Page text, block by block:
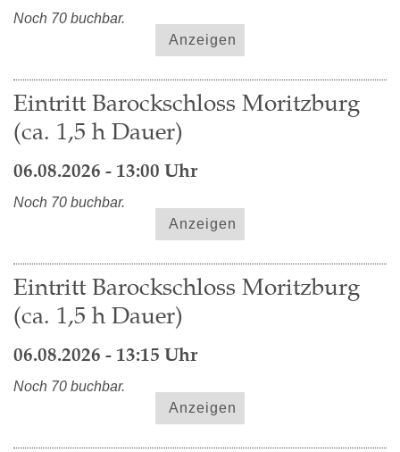
Noch 70 buchbar.
Anzeigen
Eintritt Barockschloss Moritzburg
(ca. 1,5 h Dauer)
06.08.2026 - 13:00 Uhr
Noch 70 buchbar.
Anzeigen
Eintritt Barockschloss Moritzburg
(ca. 1,5 h Dauer)
06.08.2026 - 13:15 Uhr
Noch 70 buchbar.
Anzeigen